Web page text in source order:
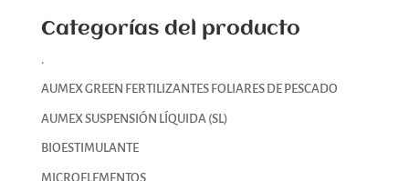
Categorías del producto
.
AUMEX GREEN FERTILIZANTES FOLIARES DE PESCADO
AUMEX SUSPENSIÓN LÍQUIDA (SL)
BIOESTIMULANTE
MICROELEMENTOS